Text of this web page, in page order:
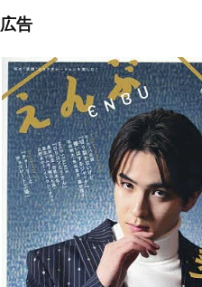
広告